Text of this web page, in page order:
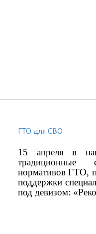
ГТО для СВО
15 апреля в
традиционные
нормативов ГТО,
поддержки
под девизом: